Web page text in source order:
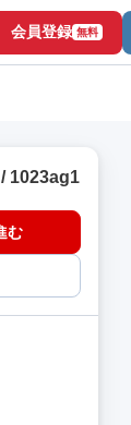
会員登録 無料
1023ag1
む